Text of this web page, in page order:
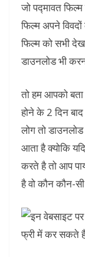
जो पद्मावत
फिल्म अपने
फिल्म को सभी
डाउनलोड भी
तो हम आपको
होने के 2 दिन
लोग तो
आता है क्योकि
करते है तो आप
है वो कौन कौन-